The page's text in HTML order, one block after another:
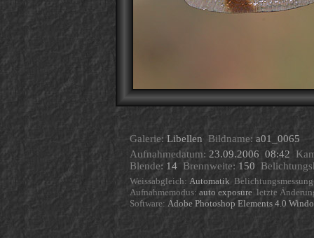
Galerie: Libellen Bildname: a01_0065
Aufnahmedatum: 23.09.2006 08:42
Blende: 14 Brennweite: 150
Weissabgleich: Automatik
Aufnahmemodus: auto exposure letzte
Software: Adobe Photoshop Elements 4.0